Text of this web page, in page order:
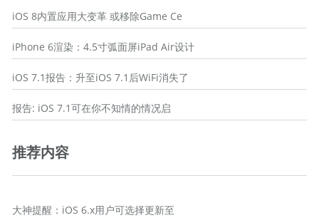
iOS 8内置应用大变革 或移除Game Ce
iPhone 6渲染：4.5寸弧面屏iPad Air设计
iOS 7.1报告：升至iOS 7.1后WiFi消失了
报告: iOS 7.1可在你不知情的情况启
推荐内容
大神提醒：iOS 6.x用户可选择更新至